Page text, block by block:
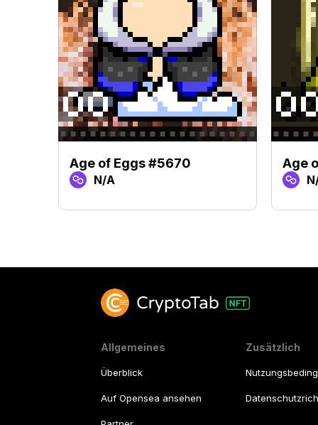
Age of Eggs #5670
N/A
Age
Allgemeines
Überblick
Auf Opensea ansehen
Zusätzlich